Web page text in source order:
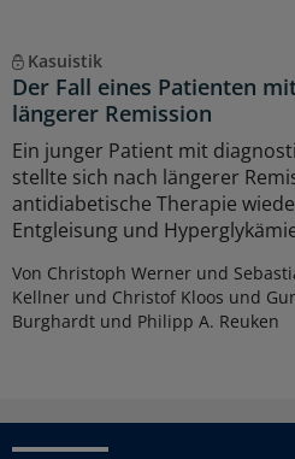
Kasuistik
Der Fall eines Patienten
längerer Remission
Ein junger Patient mit
stellte sich nach längerer
antidiabetische Therapie
Entgleisung und
Von Christoph Werner und
Kellner und Christof Kloos und
Burghardt und Philipp A. Reuken